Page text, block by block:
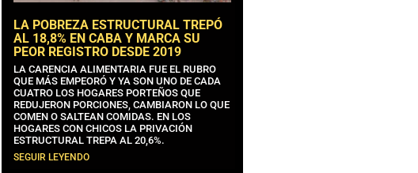
LA POBREZA ESTRUCTURAL TREPÓ
AL 18,8% EN CABA Y MARCA SU
PEOR REGISTRO DESDE 2019
LA CARENCIA ALIMENTARIA FUE EL RUBRO
QUE MÁS EMPEORÓ Y YA SON UNO DE CADA
CUATRO LOS HOGARES PORTEÑOS QUE
REDUJERON PORCIONES, CAMBIARON LO QUE
COMEN O SALTEAN COMIDAS. EN LOS
HOGARES CON CHICOS LA PRIVACIÓN
ESTRUCTURAL TREPA AL 20,6%.
SEGUIR LEYENDO